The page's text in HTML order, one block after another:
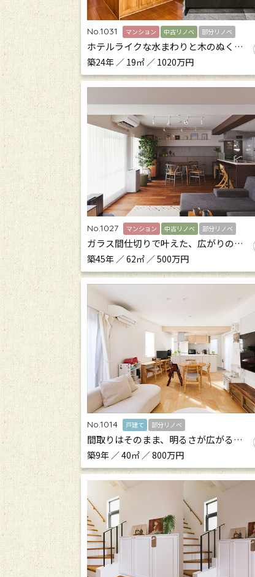
No.1031 マンション 中古リノベ 部分リノベ
ホテルライクな水まわりと木のぬく…
築24年 ／ 19㎡ ／ 1020万円
No.1027 マンション 中古リノベ 部分リノベ
ガラス間仕切りで叶えた、広がりの…
築45年 ／ 62㎡ ／ 500万円
No.1014 戸建て 部分リノベ
間取りはそのまま、明るさが広がる…
築9年 ／ 40㎡ ／ 800万円